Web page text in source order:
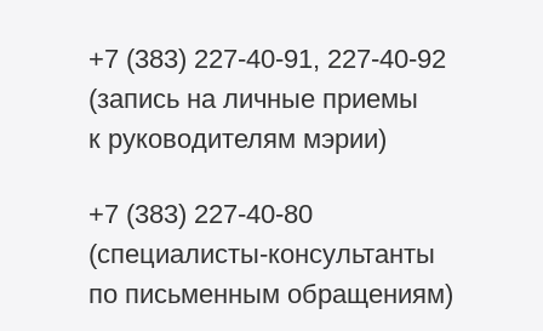
+7 (383) 227-40-91, 227-40-92
(запись на личные приемы
к руководителям мэрии)
+7 (383) 227-40-80
(специалисты-консультанты
по письменным обращениям)